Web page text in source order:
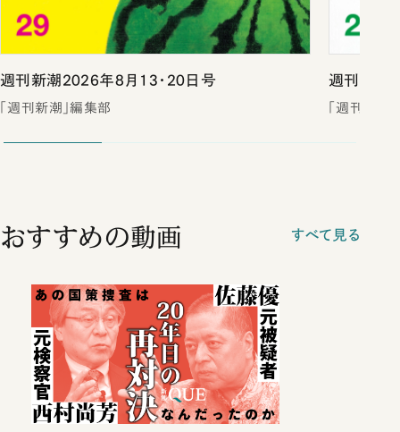
週刊新潮2026年8月13・20日号
「週刊新潮」編集部
週刊新潮
「週刊新潮
おすすめの動画 すべて見る